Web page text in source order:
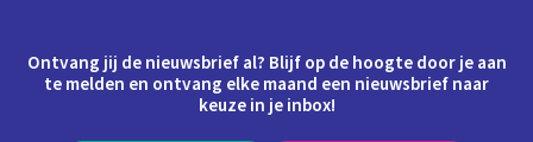
Ontvang jij de nieuwsbrief al? Blijf op de hoogte door je aan
te melden en ontvang elke maand een nieuwsbrief naar
keuze in je inbox!